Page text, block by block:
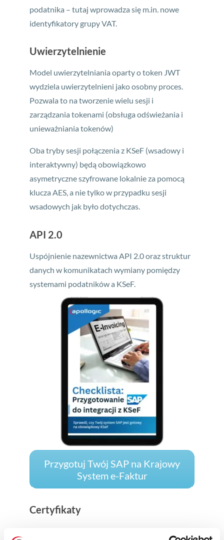
podatnika – tutaj wprowadza się m.in. nowe
identyfikatory grupy VAT.
Uwierzytelnienie
Model uwierzytelniania oparty o token JWT
wydziela uwierzytelnieni jako osobny proces.
Pozwala to na tworzenie wielu sesji i
zarządzania tokenami (obsługa odświeżania i
unieważniania tokenów)
Oba tryby sesji połączenia z KSeF (wsadowy i
interaktywny) będą obowiązkowo
asymetryczne szyfrowane lokalnie za pomocą
klucza AES, a nie tylko w przypadku sesji
wsadowych jak było dotychczas.
API 2.0
Uspójnienie nazewnictwa API 2.0 oraz struktur
danych w komunikatach wymiany pomiędzy
systemami podatników a KSeF.
Przygotuj Twój SAP na Krajowy
System e-Faktur
Certyfikaty